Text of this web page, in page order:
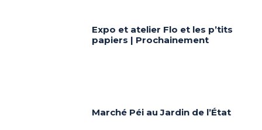
Expo et atelier Flo et les p’tits
papiers | Prochainement
Marché Péi au Jardin de l’État